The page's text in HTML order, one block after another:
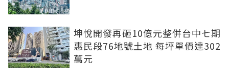
坤悅開發再砸10億元整併台中七期
惠民段76地號土地 每坪單價達302
萬元